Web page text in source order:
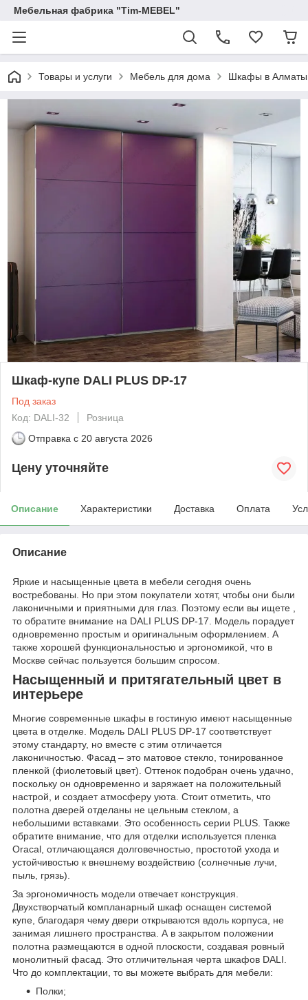
Мебельная фабрика "Tim-MEBEL"
Товары и услуги Мебель для дома Шкафы в Алматы
Шкаф-купе DALI PLUS DP-17
Под заказ
Код: DALI-32
Розница
Отправка с 20 августа 2026
Цену уточняйте
Описание Характеристики Доставка Оплата
Описание
Яркие и насыщенные цвета в мебели сегодня очень
востребованы. Но при этом покупатели хотят, чтобы они были
лаконичными и приятными для глаз. Поэтому если вы ищете ‌,
то обратите внимание на DALI PLUS DP-17. Модель порадует
одновременно простым и оригинальным оформлением. А
также хорошей функциональностью и эргономикой, что в
Москве сейчас пользуется большим спросом.
Насыщенный и притягательный цвет в
интерьере
Многие современные шкафы в гостиную имеют насыщенные
цвета в отделке. Модель DALI PLUS DP-17 соответствует
этому стандарту, но вместе с этим отличается
лаконичностью. Фасад – это матовое стекло, тонированное
пленкой (фиолетовый цвет). Оттенок подобран очень удачно,
поскольку он одновременно и заряжает на положительный
настрой, и создает атмосферу уюта. Стоит отметить, что
полотна дверей отделаны не цельным стеклом, а
небольшими вставками. Это особенность серии PLUS. Также
обратите внимание, что для отделки используется пленка
Oracal, отличающаяся долговечностью, простотой ухода и
устойчивостью к внешнему воздействию (солнечные лучи,
пыль, грязь).
За эргономичность модели отвечает конструкция.
Двухстворчатый компланарный шкаф оснащен системой
купе, благодаря чему двери открываются вдоль корпуса, не
занимая лишнего пространства. А в закрытом положении
полотна размещаются в одной плоскости, создавая ровный
монолитный фасад. Это отличительная черта шкафов DALI.
Что до комплектации, то вы можете выбрать для мебели:
Полки;